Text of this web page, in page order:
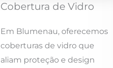
Cobertura de Vidro
Em Blumenau, oferecemos
coberturas de vidro que
aliam proteção e design